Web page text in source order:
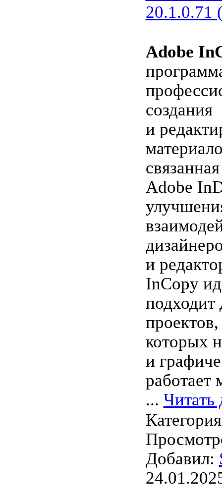
20.1.0.71
Adobe
создания
и
Adobe
и
InCopy
подходит
которых
и
работает
... Читать
Добавил: